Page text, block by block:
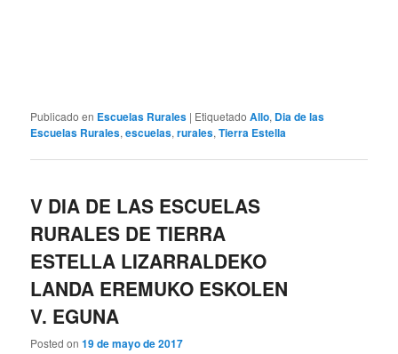
Publicado en Escuelas Rurales | Etiquetado Allo, Dia de las
Escuelas Rurales,escuelas,rurales,Tierra Estella
V DIA DE LAS ESCUELAS
RURALES DE TIERRA
ESTELLA LIZARRALDEKO
LANDA EREMUKO ESKOLEN
V. EGUNA
Posted on19 de mayo de 2017